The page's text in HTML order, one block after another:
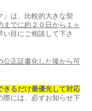
』は、比較的大きな契
までに約２０日から１ヶ
い目にご相談して下さ
公正証書化した後から可
きるだけ最優先して対応
際には、必ずお知らせ下